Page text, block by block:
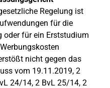
Regelung ist
für die
für ein Erststudium
nicht gegen das
vom 19.11.2019, 2
24/14, 2 BvL 25/14, 2